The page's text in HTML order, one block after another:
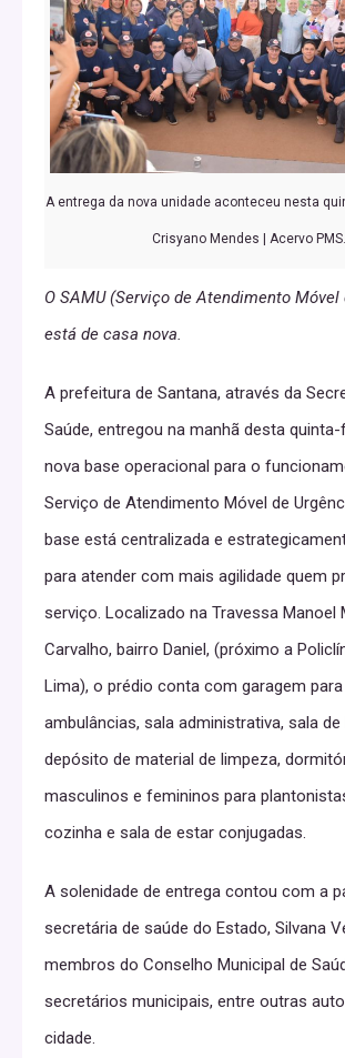
A entrega da nova unidade aconteceu nesta
Crisyano Mendes | Acervo PMS.
O SAMU (Serviço de Atendimento Móvel
está de casa nova.
A prefeitura de Santana, através da
Saúde, entregou na manhã desta quinta-
nova base operacional para o
Serviço de Atendimento Móvel de
base está centralizada e
para atender com mais agilidade quem
serviço. Localizado na Travessa Manoel
Carvalho, bairro Daniel, (próximo a
Lima), o prédio conta com garagem
ambulâncias, sala administrativa, sala de
depósito de material de limpeza,
masculinos e femininos para
cozinha e sala de estar conjugadas.
A solenidade de entrega contou com a
secretária de saúde do Estado, Silvana
membros do Conselho Municipal de
secretários municipais, entre outras
cidade.